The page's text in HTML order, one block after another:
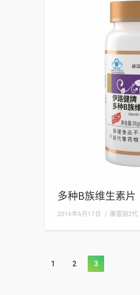
多种B族维生素片
2016年6月17日 康富丽2代
1 2 3